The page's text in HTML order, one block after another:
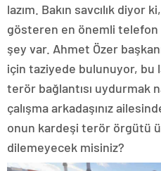
lazım. Bakın savcılık diyor
gösteren en önemli
şey var. Ahmet Özer
için taziyede bulunuyor, bu
terör bağlantısı uydurmak
çalışma arkadaşınız
onun kardeşi terör örgütü
dilemeyecek misiniz?